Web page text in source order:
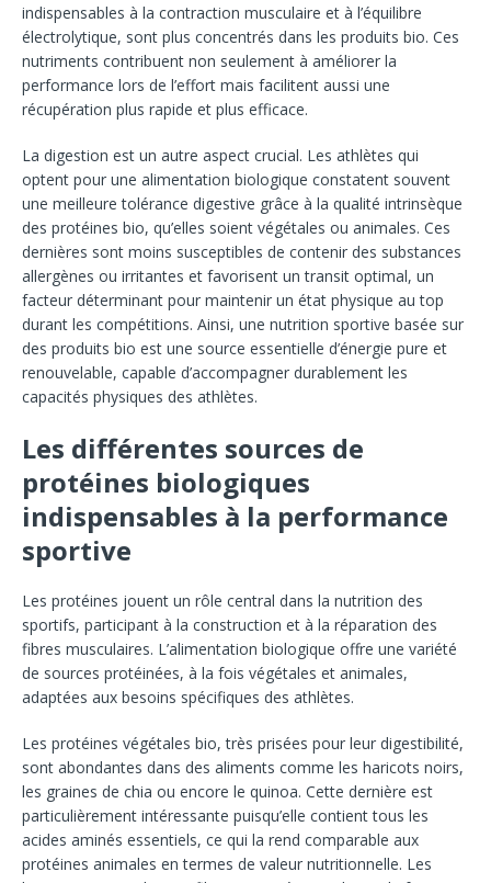
indispensables à la contraction musculaire et à l’équilibre
électrolytique, sont plus concentrés dans les produits bio. Ces
nutriments contribuent non seulement à améliorer la
performance lors de l’effort mais facilitent aussi une
récupération plus rapide et plus efficace.
La digestion est un autre aspect crucial. Les athlètes qui
optent pour une alimentation biologique constatent souvent
une meilleure tolérance digestive grâce à la qualité intrinsèque
des protéines bio, qu’elles soient végétales ou animales. Ces
dernières sont moins susceptibles de contenir des substances
allergènes ou irritantes et favorisent un transit optimal, un
facteur déterminant pour maintenir un état physique au top
durant les compétitions. Ainsi, une nutrition sportive basée sur
des produits bio est une source essentielle d’énergie pure et
renouvelable, capable d’accompagner durablement les
capacités physiques des athlètes.
Les différentes sources de
protéines biologiques
indispensables à la performance
sportive
Les protéines jouent un rôle central dans la nutrition des
sportifs, participant à la construction et à la réparation des
fibres musculaires. L’alimentation biologique offre une variété
de sources protéinées, à la fois végétales et animales,
adaptées aux besoins spécifiques des athlètes.
Les protéines végétales bio, très prisées pour leur digestibilité,
sont abondantes dans des aliments comme les haricots noirs,
les graines de chia ou encore le quinoa. Cette dernière est
particulièrement intéressante puisqu’elle contient tous les
acides aminés essentiels, ce qui la rend comparable aux
protéines animales en termes de valeur nutritionnelle. Les